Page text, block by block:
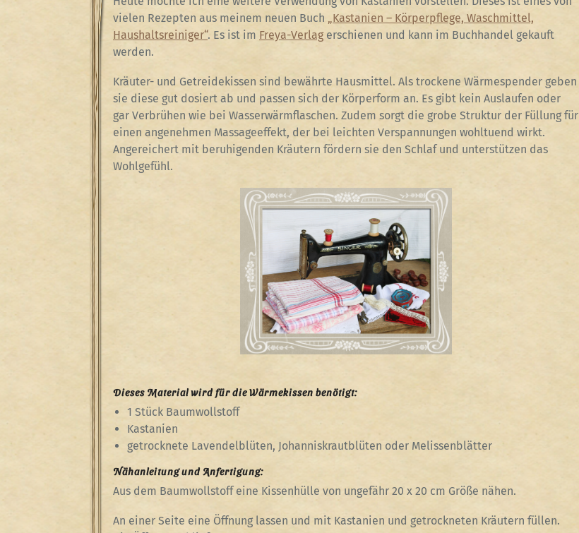
vielen Rezepten aus meinem neuen Buch „Kastanien – Körperpflege, Waschmittel,
Haushaltsreiniger“. Es ist im Freya-Verlag erschienen und kann im Buchhandel gekauft
werden.
Kräuter- und Getreidekissen sind bewährte Hausmittel. Als trockene Wärmespender geben
sie diese gut dosiert ab und passen sich der Körperform an. Es gibt kein Auslaufen oder
gar Verbrühen wie bei Wasserwärmflaschen. Zudem sorgt die grobe Struktur der Füllung für
einen angenehmen Massageeffekt, der bei leichten Verspannungen wohltuend wirkt.
Angereichert mit beruhigenden Kräutern fördern sie den Schlaf und unterstützen das
Wohlgefühl.
Dieses Material wird für die Wärmekissen benötigt:
1 Stück Baumwollstoff
Kastanien
getrocknete Lavendelblüten, Johanniskrautblüten oder Melissenblätter
Nähanleitung und Anfertigung:
Aus dem Baumwollstoff eine Kissenhülle von ungefähr 20 x 20 cm Größe nähen.
An einer Seite eine Öffnung lassen und mit Kastanien und getrockneten Kräutern füllen.